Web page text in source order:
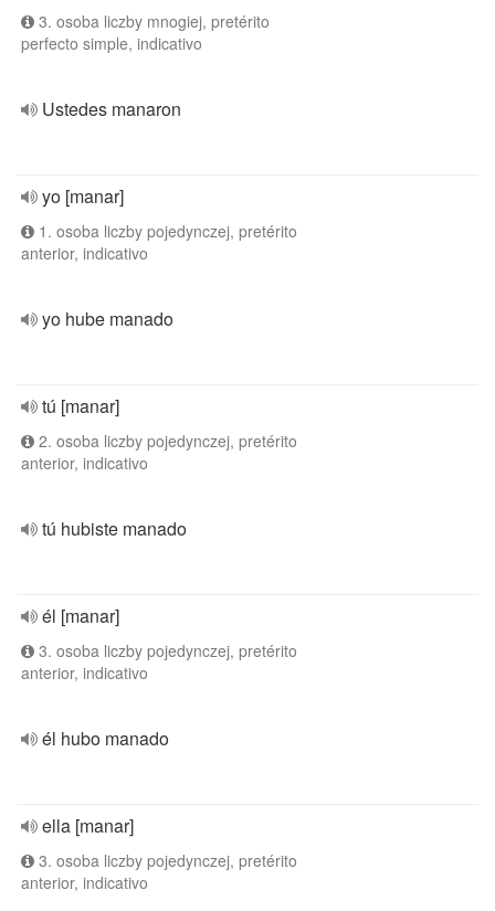
3. osoba liczby mnogiej, pretérito
perfecto simple, indicativo
Ustedes manaron
yo [manar]
1. osoba liczby pojedynczej, pretérito
anterior, indicativo
yo hube manado
tú [manar]
2. osoba liczby pojedynczej, pretérito
anterior, indicativo
tú hubiste manado
él [manar]
3. osoba liczby pojedynczej, pretérito
anterior, indicativo
él hubo manado
ella [manar]
3. osoba liczby pojedynczej, pretérito
anterior, indicativo